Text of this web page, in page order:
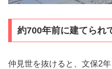
約700年前に建てられ
仲見世を抜けると、文保2